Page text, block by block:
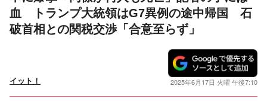
血 トランプ大統領はG7異例の途中帰国 石
破首相との関税交渉「合意至らず」
イット！ 2025年6月17日 火曜 午後7:10